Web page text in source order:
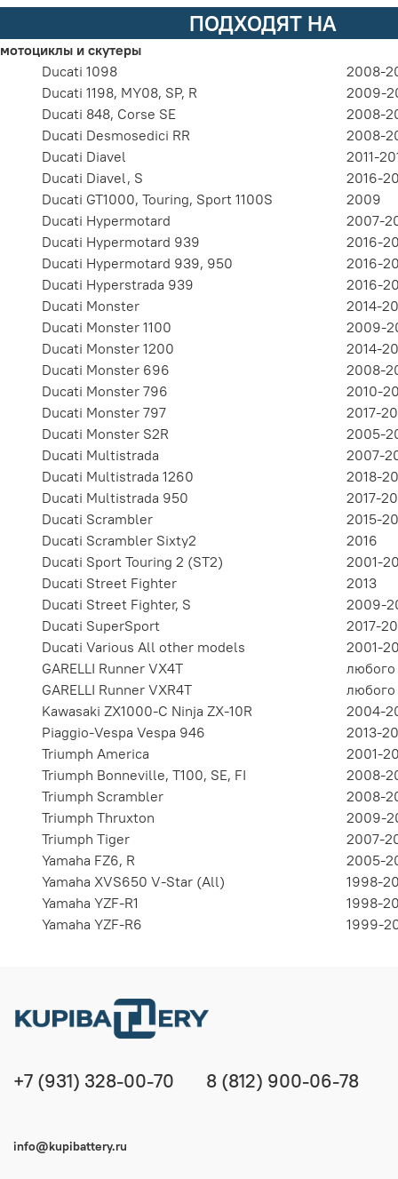
ПОДХОДЯТ НА
мотоциклы и скутеры
Ducati 1098
2008-
Ducati 1198, MY08, SP, R
2009-
Ducati 848, Corse SE
2008-
Ducati Desmosedici RR
2008-
Ducati Diavel
2011-
Ducati Diavel, S
2016-
Ducati GT1000, Touring, Sport 1100S
2009
Ducati Hypermotard
2007-
Ducati Hypermotard 939
2016-
Ducati Hypermotard 939, 950
2016-
Ducati Hyperstrada 939
2016-
Ducati Monster
2014-
Ducati Monster 1100
2009-
Ducati Monster 1200
2014-
Ducati Monster 696
2008-
Ducati Monster 796
2010-
Ducati Monster 797
2017-
Ducati Monster S2R
2005-
Ducati Multistrada
2007-
Ducati Multistrada 1260
2018-
Ducati Multistrada 950
2017-
Ducati Scrambler
2015-
Ducati Scrambler Sixty2
2016
Ducati Sport Touring 2 (ST2)
2001-
Ducati Street Fighter
2013
Ducati Street Fighter, S
2009-
Ducati SuperSport
2017-
Ducati Various All other models
2001-
GARELLI Runner VX4T
любого
GARELLI Runner VXR4T
любого
Kawasaki ZX1000-C Ninja ZX-10R
2004-
Piaggio-Vespa Vespa 946
2013-
Triumph America
2001-
Triumph Bonneville, T100, SE, FI
2008-
Triumph Scrambler
2008-
Triumph Thruxton
2009-
Triumph Tiger
2007-
Yamaha FZ6, R
2005-
Yamaha XVS650 V-Star (All)
1998-
Yamaha YZF-R1
1998-
Yamaha YZF-R6
1999-
+7 (931) 328-00-70 8 (812) 900-06-78
info@kupibattery.ru